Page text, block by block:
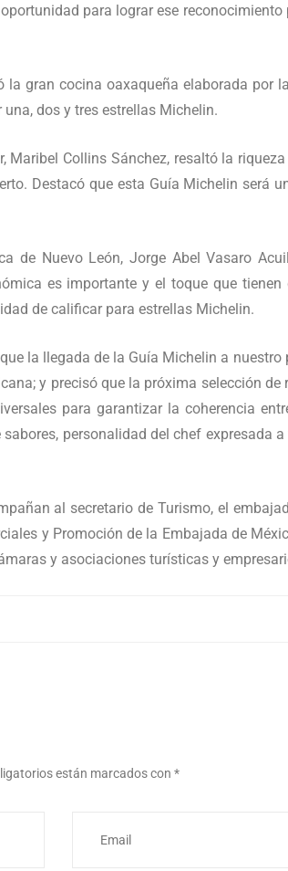
para lograr ese
gran cocina oaxaqueña elaborada por
dos y tres estrellas Michelin.
Collins Sánchez, resaltó la
Destacó que esta Guía Michelin será
de Nuevo León, Jorge Abel Vasaro
es importante y el toque que
de calificar para estrellas Michelin.
la llegada de la Guía Michelin a
y precisó que la próxima selección de
para garantizar la coherencia
personalidad del chef expresada
al secretario de Turismo, el
y Promoción de la Embajada de
y asociaciones turísticas y
están marcados con *